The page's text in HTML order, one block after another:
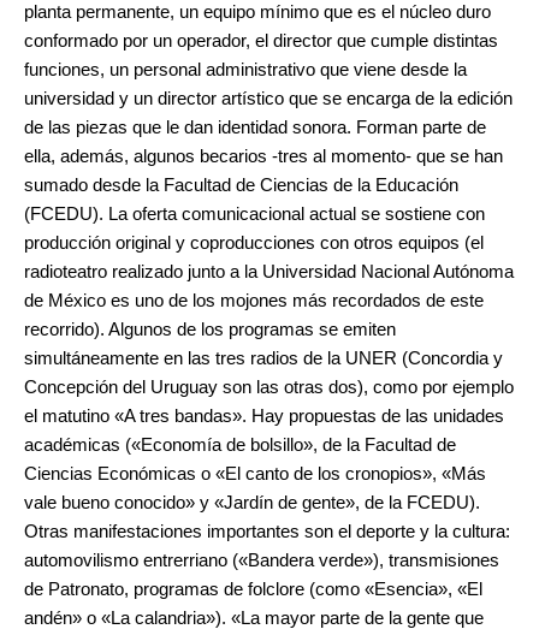
planta permanente, un equipo mínimo que es el núcleo duro
conformado por un operador, el director que cumple distintas
funciones, un personal administrativo que viene desde la
universidad y un director artístico que se encarga de la edición
de las piezas que le dan identidad sonora. Forman parte de
ella, además, algunos becarios -tres al momento- que se han
sumado desde la Facultad de Ciencias de la Educación
(FCEDU). La oferta comunicacional actual se sostiene con
producción original y coproducciones con otros equipos (el
radioteatro realizado junto a la Universidad Nacional Autónoma
de México es uno de los mojones más recordados de este
recorrido). Algunos de los programas se emiten
simultáneamente en las tres radios de la UNER (Concordia y
Concepción del Uruguay son las otras dos), como por ejemplo
el matutino «A tres bandas». Hay propuestas de las unidades
académicas («Economía de bolsillo», de la Facultad de
Ciencias Económicas o «El canto de los cronopios», «Más
vale bueno conocido» y «Jardín de gente», de la FCEDU).
Otras manifestaciones importantes son el deporte y la cultura:
automovilismo entrerriano («Bandera verde»), transmisiones
de Patronato, programas de folclore (como «Esencia», «El
andén» o «La calandria»). «La mayor parte de la gente que